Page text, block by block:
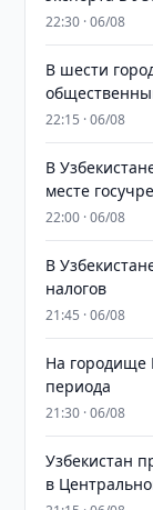
22:30 · 06/08
В шести
22:15 · 06/08
В
месте
22:00 · 06/08
В
налогов
21:45 · 06/08
На городище
периода
21:30 · 06/08
Узбекистан
в